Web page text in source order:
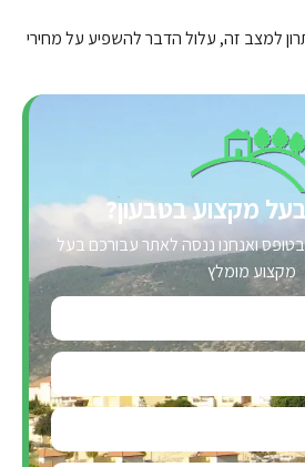
למצב זה, עלול הדבר להשפיע על מחירי
מקצוע בטבעון?
ואנחנו ננסה לאתר עבורכם בעל
מקצוע מומלץ